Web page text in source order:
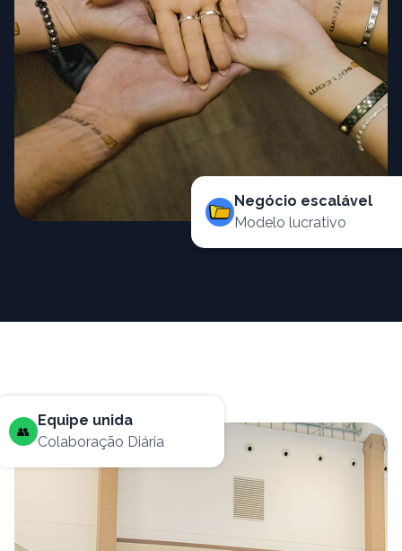
Negócio escalável
Modelo lucrativo
👥
Equipe unida
Colaboração Diária